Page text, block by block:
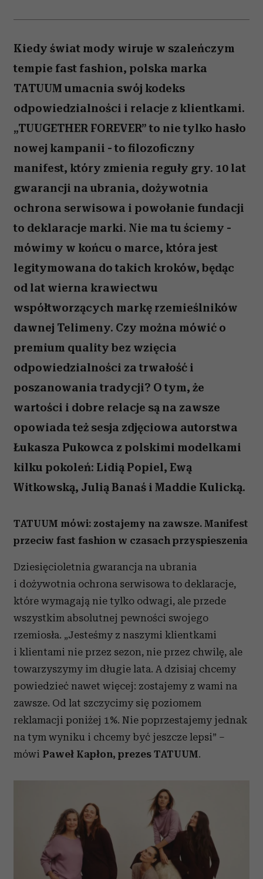
Kiedy świat mody wiruje w szaleńczym
tempie fast fashion, polska marka
TATUUM umacnia swój kodeks
odpowiedzialności i relacje z klientkami.
„TUUGETHER FOREVER” to nie tylko hasło
nowej kampanii - to filozoficzny
manifest, który zmienia reguły gry. 10 lat
gwarancji na ubrania, dożywotnia
ochrona serwisowa i powołanie fundacji
to deklaracje marki. Nie ma tu ściemy -
mówimy w końcu o marce, która jest
legitymowana do takich kroków, będąc
od lat wierna krawiectwu
współtworzących markę rzemieślników
dawnej Telimeny. Czy można mówić o
premium quality bez wzięcia
odpowiedzialności za trwałość i
poszanowania tradycji? O tym, że
wartości i dobre relacje są na zawsze
opowiada też sesja zdjęciowa autorstwa
Łukasza Pukowca z polskimi modelkami
kilku pokoleń: Lidią Popiel, Ewą
Witkowską, Julią Banaś i Maddie Kulicką.
TATUUM mówi: zostajemy na zawsze. Manifest
przeciw fast fashion w czasach przyspieszenia
Dziesięcioletnia gwarancja na ubrania
i dożywotnia ochrona serwisowa to deklaracje,
które wymagają nie tylko odwagi, ale przede
wszystkim absolutnej pewności swojego
rzemiosła. „Jesteśmy z naszymi klientkami
i klientami nie przez sezon, nie przez chwilę, ale
towarzyszymy im długie lata. A dzisiaj chcemy
powiedzieć nawet więcej: zostajemy z wami na
zawsze. Od lat szczycimy się poziomem
reklamacji poniżej 1%. Nie poprzestajemy jednak
na tym wyniku i chcemy być jeszcze lepsi” –
mówi Paweł Kapłon, prezes TATUUM.